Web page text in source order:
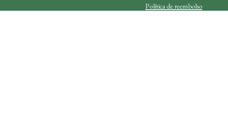
Política de reembolso